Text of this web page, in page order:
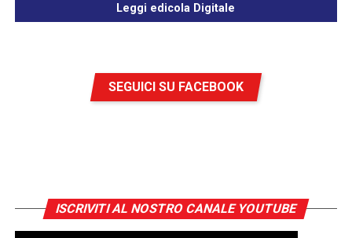
Leggi edicola Digitale
SEGUICI SU FACEBOOK
ISCRIVITI AL NOSTRO CANALE YOUTUBE